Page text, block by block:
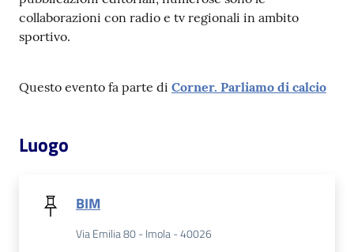
collaborazioni con radio e tv regionali in ambito
sportivo.
Questo evento fa parte di Corner. Parliamo di calcio
Luogo
BIM
Via Emilia 80 - Imola - 40026